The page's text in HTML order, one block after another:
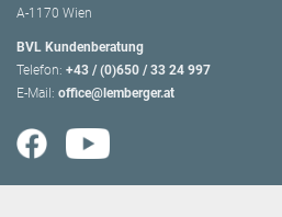
A-1170 Wien
BVL Kundenberatung
Telefon: +43 / (0)650 / 33 24 997
E-Mail: office@lemberger.at